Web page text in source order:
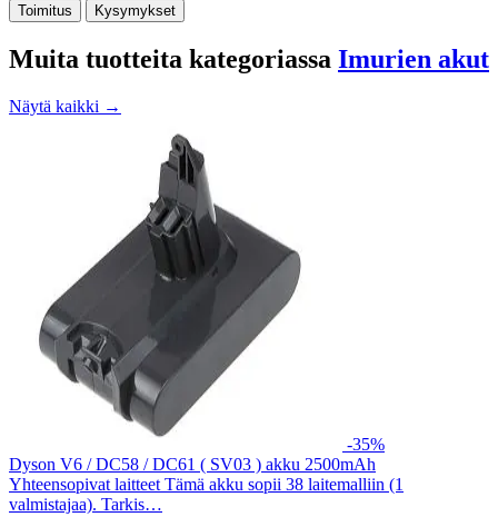
Toimitus
Kysymykset
Muita tuotteita kategoriassa Imurien akut
Näytä kaikki →
-35%
Dyson V6 / DC58 / DC61 ( SV03 ) akku 2500mAh
Yhteensopivat laitteet Tämä akku sopii 38 laitemalliin (1
valmistajaa). Tarkis…